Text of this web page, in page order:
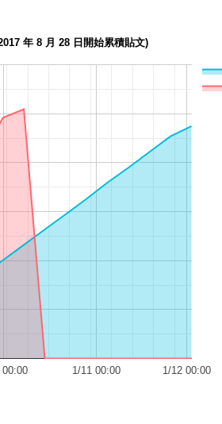
年 8 月 28 日開始累積貼文)
00:00 1/11 00:00 1/12 00:00